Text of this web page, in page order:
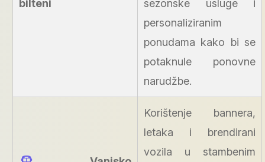
bilteni
sezonske usluge i
personaliziranim
ponudama kako bi se
potaknule ponovne
narudžbe.
Korištenje bannera,
letaka i brendirani
vozila u stambenim